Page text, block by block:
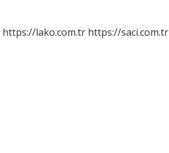
https://lako.com.tr https://saci.com.tr